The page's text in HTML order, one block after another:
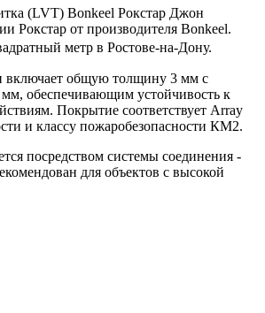
(LVT) Bonkeel Рокстар Джон
Рокстар от производителя Bonkeel.
метр в Ростове-на-Дону.
включает общую толщину 3 мм с
обеспечивающим устойчивость к
Покрытие соответствует Array
и классу пожаробезопасности КМ2.
посредством системы соединения -
для объектов с высокой